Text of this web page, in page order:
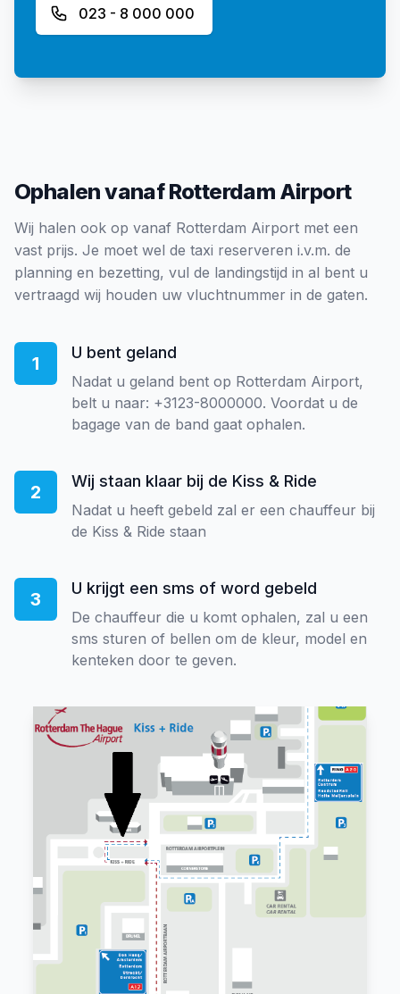
023 - 8 000 000
Ophalen vanaf Rotterdam Airport
Wij halen ook op vanaf Rotterdam Airport met een
vast prijs. Je moet wel de taxi reserveren i.v.m. de
planning en bezetting, vul de landingstijd in al bent u
vertraagd wij houden uw vluchtnummer in de gaten.
1
U bent geland
Nadat u geland bent op Rotterdam Airport,
belt u naar: +3123-8000000. Voordat u de
bagage van de band gaat ophalen.
2
Wij staan klaar bij de Kiss & Ride
Nadat u heeft gebeld zal er een chauffeur bij
de Kiss & Ride staan
3
U krijgt een sms of word gebeld
De chauffeur die u komt ophalen, zal u een
sms sturen of bellen om de kleur, model en
kenteken door te geven.